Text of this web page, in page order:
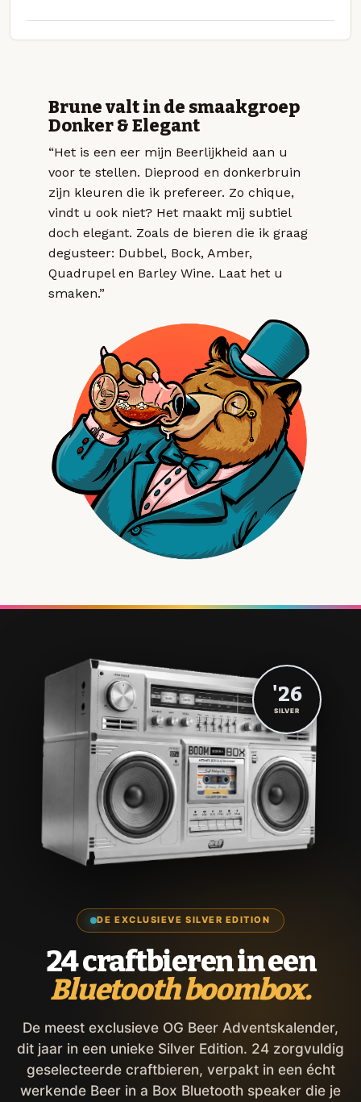
Brune valt in de smaakgroep
Donker & Elegant
“Het is een eer mijn Beerlijkheid aan u
voor te stellen. Dieprood en donkerbruin
zijn kleuren die ik prefereer. Zo chique,
vindt u ook niet? Het maakt mij subtiel
doch elegant. Zoals de bieren die ik graag
degusteer: Dubbel, Bock, Amber,
Quadrupel en Barley Wine. Laat het u
smaken.”
DE EXCLUSIEVE SILVER EDITION
24 craftbieren in een
Bluetooth boombox.
De meest exclusieve OG Beer Adventskalender,
dit jaar in een unieke Silver Edition. 24 zorgvuldig
geselecteerde craftbieren, verpakt in een écht
werkende Beer in a Box Bluetooth speaker die je
'26
SILVER